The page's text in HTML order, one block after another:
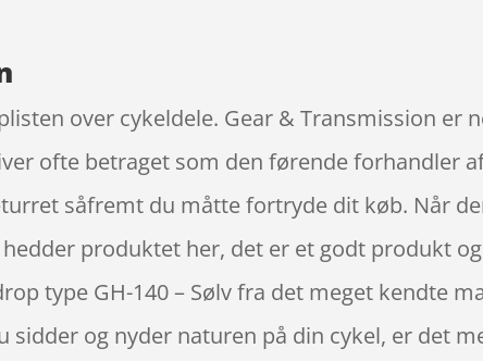
over cykeldele. Gear & Transmission er
ofte betraget som den førende forhandler
såfremt du måtte fortryde dit køb. Når
produktet her, det er et godt produkt
type GH-140 – Sølv fra det meget kendte
og nyder naturen på din cykel, er det